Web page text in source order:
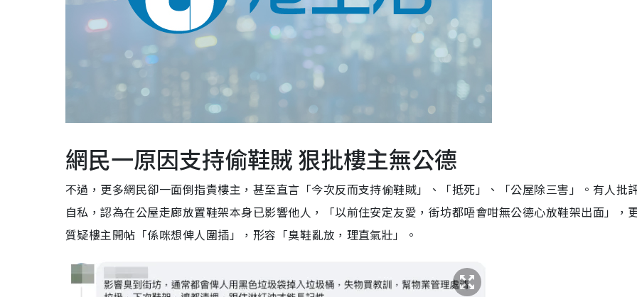
網民一原因支持偷鞋賊 狠批樓主無公德
不過，更多網民卻一面倒指責樓主，甚至直言「今次反而支持偷鞋賊」、「抵死」、「公屋除三害」。有人批
自私，認為在公屋走廊放置鞋架本身已影響他人，「以前住安定友愛，街坊都唔會咁無公德心放鞋架出面」，
質疑樓主開帖「係咪想俾人圍插」，形容「臭鞋亂放，理直氣壯」。